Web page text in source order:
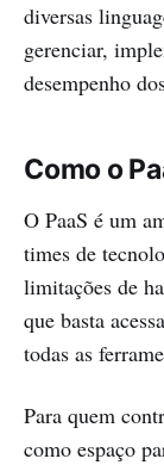
diversas
gerenciar,
desempenho
Como o
O PaaS é um
times de
limitações de
que basta
todas as
Para quem
como espaço